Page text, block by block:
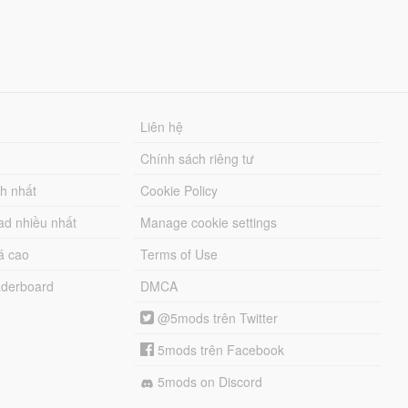
nhất
nhiều nhất
cao
Liên hệ
Chính sách riêng tư
Cookie Policy
Manage cookie settings
Terms of Use
DMCA
@5mods trên Twitter
5mods trên Facebook
5mods on Discord